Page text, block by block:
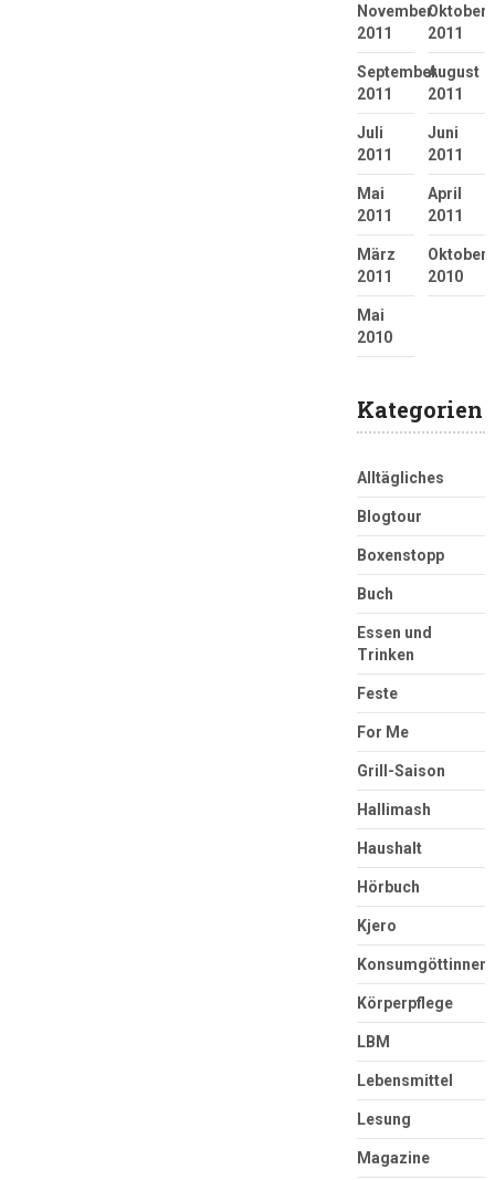
November
2011
Oktober
2011
September
2011
August
2011
Juli
2011
Juni
2011
Mai
2011
April
2011
März
2011
Oktober
2010
Mai
2010
Kategorien
Alltägliches
Blogtour
Boxenstopp
Buch
Essen und
Trinken
Feste
For Me
Grill-Saison
Hallimash
Haushalt
Hörbuch
Kjero
Konsumgöttinnen
Körperpflege
LBM
Lebensmittel
Lesung
Magazine